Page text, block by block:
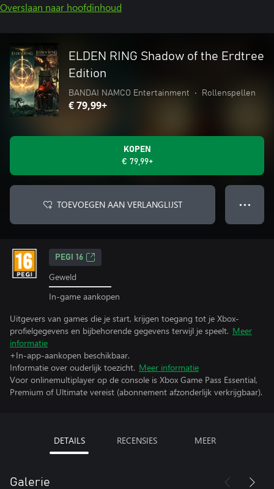
Overslaan naar hoofdinhoud
ELDEN RING Shadow of the Erdtree
Edition
BANDAI NAMCO Entertainment • Rollenspellen
€ 79,99+
KOPEN
€ 79,99+
TOEVOEGEN AAN VERLANGLIJST ● ● ●
PEGI 16
Geweld
In-game aankopen
Uitgevers van games die je start, krijgen toegang tot je Xbox-
profielgegevens en bijbehorende gegevens terwijl je speelt. Meer
informatie
+In-app-aankopen beschikbaar.
Informatie over ouderlijk toezicht. Meer informatie
Voor onlinemultiplayer op de console is Xbox Game Pass Essential,
Premium of Ultimate vereist (abonnement afzonderlijk verkrijgbaar).
DETAILS RECENSIES MEER
Galerie